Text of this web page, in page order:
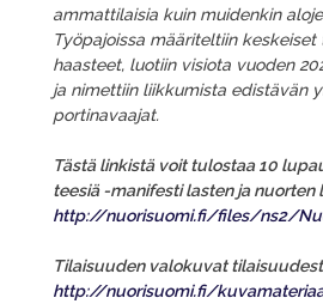
ammattilaisia kuin muidenkin
Työpajoissa määriteltiin keskeiset
haasteet, luotiin visiota vuoden
ja nimettiin liikkumista edistävän
portinavaajat.
Tästä linkistä voit tulostaa 10
teesiä -manifesti lasten ja nuorten
http://nuorisuomi.fi/files/ns2/
Tilaisuuden valokuvat
http://nuorisuomi.fi/